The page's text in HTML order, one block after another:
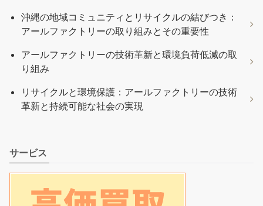
沖縄の地域コミュニティとリサイクルの結びつき：
アールファクトリーの取り組みとその重要性
アールファクトリーの技術革新と環境負荷低減の取
り組み
リサイクルと環境保護：アールファクトリーの技術
革新と持続可能な社会の実現
サービス